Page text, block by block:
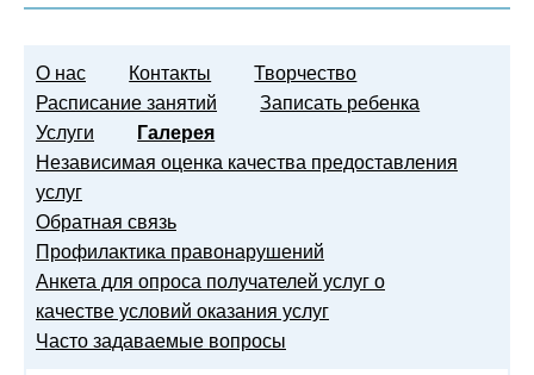
О нас Контакты
Творчество
Расписание занятий
Записать ребенка
Услуги
Галерея
Независимая оценка качества предоставления
услуг
Обратная связь
Профилактика правонарушений
Анкета для опроса получателей услуг о
качестве условий оказания услуг
Часто задаваемые вопросы